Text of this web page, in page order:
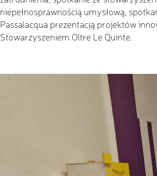
niepełnosprawnością umysłową,
Passalacqua prezentacją projektów
Stowarzyszeniem Oltre Le Quinte.